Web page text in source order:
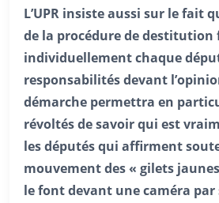
L’UPR insiste aussi sur le fait
de la procédure de destitution
individuellement chaque
responsabilités devant
démarche permettra en
révoltés de savoir qui est
les députés qui affirment
mouvement des « gilets
le font devant une caméra par